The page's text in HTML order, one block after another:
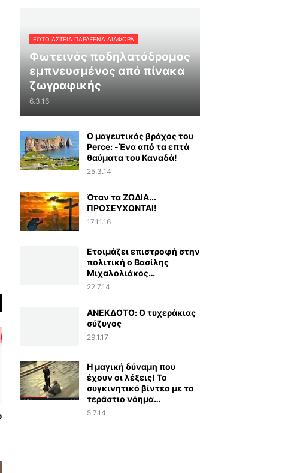
FOTO ΑΣΤΕΙΑ ΠΑΡΑΞΕΝΑ ΔΙΑΦΟΡΑ
Φωτεινός ποδηλατόδρομος
εμπνευσμένος από πίνακα
ζωγραφικής
6.3.16
Ο μαγευτικός βράχος του
Perce: -Ένα από τα επτά
θαύματα του Καναδά!
25.3.14
Όταν τα ΖΩΔΙΑ...
ΠΡΟΣΕΥΧΟΝΤΑΙ!
17.11.16
Ετοιμάζει επιστροφή στην
πολιτική ο Βασίλης
Μιχαλολιάκος…
22.7.14
ΑΝΕΚΔΟΤΟ: Ο τυχεράκιας
σύζυγος
29.1.17
Η μαγική δύναμη που
έχουν οι λέξεις! Το
συγκινητικό βίντεο με το
τεράστιο νόημα…
5.7.14